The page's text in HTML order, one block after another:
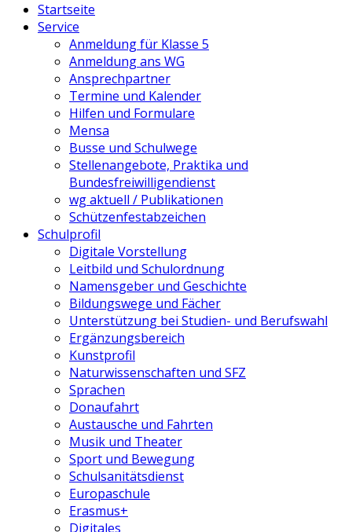
Startseite
Service
Anmeldung für Klasse 5
Anmeldung ans WG
Ansprechpartner
Termine und Kalender
Hilfen und Formulare
Mensa
Busse und Schulwege
Stellenangebote, Praktika und
Bundesfreiwilligendienst
wg aktuell / Publikationen
Schützenfestabzeichen
Schulprofil
Digitale Vorstellung
Leitbild und Schulordnung
Namensgeber und Geschichte
Bildungswege und Fächer
Unterstützung bei Studien- und Berufswahl
Ergänzungsbereich
Kunstprofil
Naturwissenschaften und SFZ
Sprachen
Donaufahrt
Austausche und Fahrten
Musik und Theater
Sport und Bewegung
Schulsanitätsdienst
Europaschule
Erasmus+
Digitales